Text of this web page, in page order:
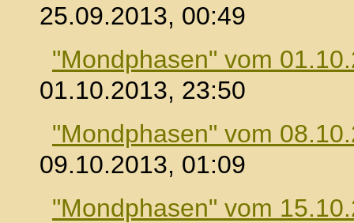
25.09.2013, 00:49
"Mondphasen" vom
01.10.2013, 23:50
"Mondphasen" vom
09.10.2013, 01:09
"Mondphasen" vom